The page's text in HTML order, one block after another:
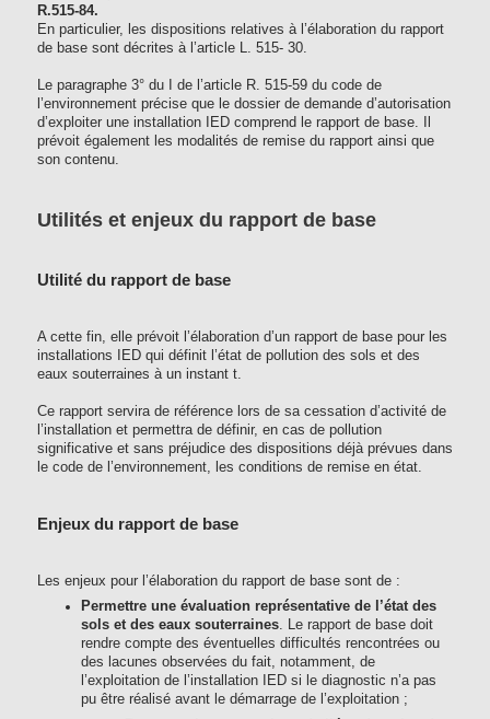
R.515-84.
En particulier, les dispositions relatives à l’élaboration du rapport
de base sont décrites à l’article L. 515- 30.
Le paragraphe 3° du I de l’article R. 515-59 du code de
l’environnement précise que le dossier de demande d’autorisation
d’exploiter une installation IED comprend le rapport de base. Il
prévoit également les modalités de remise du rapport ainsi que
son contenu.
Utilités et enjeux du rapport de base
Utilité du rapport de base
A cette fin, elle prévoit l’élaboration d’un rapport de base pour les
installations IED qui définit l’état de pollution des sols et des
eaux souterraines à un instant t.
Ce rapport servira de référence lors de sa cessation d’activité de
l’installation et permettra de définir, en cas de pollution
significative et sans préjudice des dispositions déjà prévues dans
le code de l’environnement, les conditions de remise en état.
Enjeux du rapport de base
Les enjeux pour l’élaboration du rapport de base sont de :
Permettre une évaluation représentative de l’état des
sols et des eaux souterraines. Le rapport de base doit
rendre compte des éventuelles difficultés rencontrées ou
des lacunes observées du fait, notamment, de
l’exploitation de l’installation IED si le diagnostic n’a pas
pu être réalisé avant le démarrage de l’exploitation ;